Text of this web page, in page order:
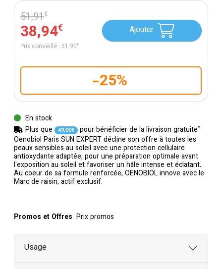
Oenobiol Paris SUN EXPERT décline son offre à toutes les
peaux sensibles au soleil avec une protection cellulaire
antioxydante adaptée, pour une préparation optimale avant
l'exposition au soleil et favoriser un hâle intense et éclatant.
Au coeur de sa formule renforcée, OENOBIOL innove avec le
Marc de raisin, actif exclusif.
51,91€
38,94€
Prix conseillé : 51,90€
Ajouter
-25%
En stock
Plus que
49,00€ pour bénéficier de la livraison gratuite*
Promos et Offres Prix promos
Usage